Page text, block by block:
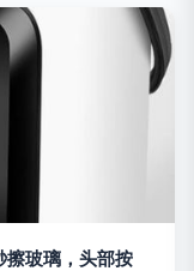
擦玻璃，头部按